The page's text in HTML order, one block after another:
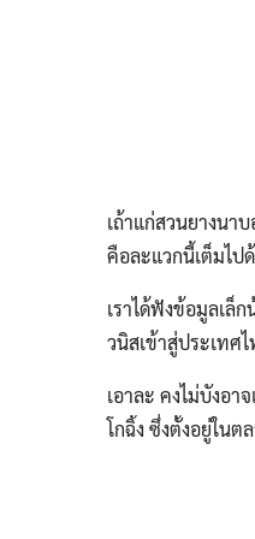
เถ้าแก่สวนยางนา
คือละแวกนี้เต็มไป
เราได้ฟังข้อมูลเล็
วนิสเข้าสู่ประเทศ
เอาละ คงไม่บังอ
โกฉิ้ง ซึ่งตั้งอยู่ในต